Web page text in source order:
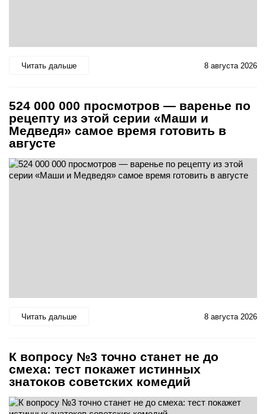
Читать дальше 8 августа 2026
524 000 000 просмотров — варенье по
рецепту из этой серии «Маши и
Медведя» самое время готовить в
августе
Читать дальше 8 августа 2026
К вопросу №3 точно станет не до
смеха: тест покажет истинных
знатоков советских комедий